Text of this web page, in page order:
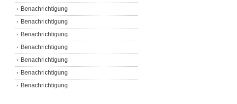
Benachrichtigung
Benachrichtigung
Benachrichtigung
Benachrichtigung
Benachrichtigung
Benachrichtigung
Benachrichtigung